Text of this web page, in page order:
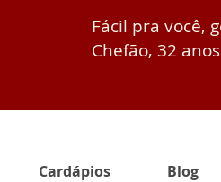
Fácil pra você,
Chefão, 32
Cardápios Blog